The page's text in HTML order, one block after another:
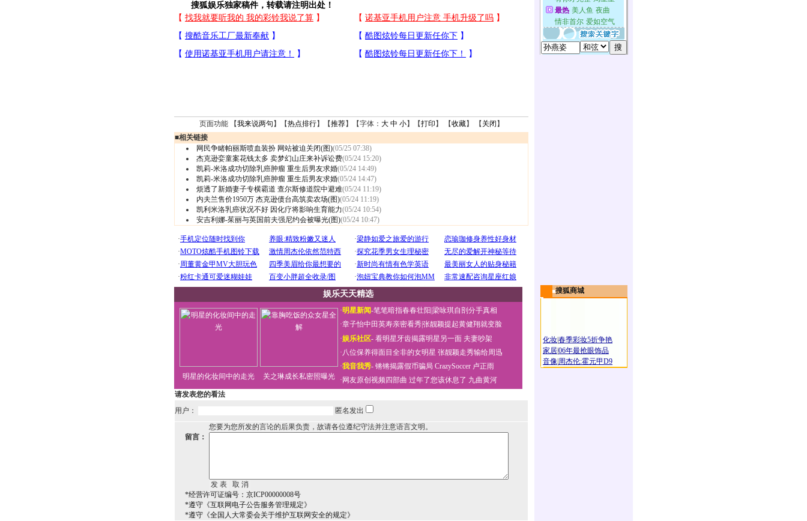
搜狐娱乐独家稿件，转载请注明出处！
页面功能 【我来说两句 】【热点排行】【推荐】【字体： 大 中 小】【打印 】 【收藏】 【 关闭 】
■相关链接
网民争睹帕丽斯喷血装扮 网站被迫关闭(图)(05/25 07:38)
杰克逊娈童案花钱太多 卖梦幻山庄来补诉讼费(05/24 15:20)
凯莉-米洛成功切除乳癌肿瘤 重生后男友求婚(05/24 14:49)
凯莉-米洛成功切除乳癌肿瘤 重生后男友求婚(05/24 14:47)
烦透了新婚妻子专横霸道 查尔斯修道院中避难(05/24 11:19)
内夫兰售价1950万 杰克逊债台高筑卖农场(图)(05/24 11:19)
凯利米洛乳癌状况不好 因化疗将影响生育能力(05/24 10:54)
安吉利娜-茱丽与英国前夫强尼约会被曝光(图)(05/24 10:47)
娱乐天天精选
明星的化妆间中的走光 关之琳成长私密照曝光
·明星新闻-笔笔暗指春春壮阳 梁咏琪自剖分手真相
·章子怡中田英寿亲密看秀张靓颖提起黄健翔就变脸
·娱乐社区- 看明星牙齿揭露明星另一面 夫妻吵架
·八位保养得面目全非的女明星 张靓颖走秀输给周迅
·我音我秀- 锵锵揭露假币骗局 CrazySoccer 卢正雨
· 网友原创视频四部曲 过年了您该休息了 九曲黄河
请发表您的看法
用户：
匿名发出
您要为您所发的言论的后果负责，故请各位遵纪守法并注意语言文明。
留言：
*经营许可证编号：京ICP00000008号
*遵守《互联网电子公告服务管理规定》
*遵守《全国人大常委会关于维护互联网安全的规定》
搜狐商城
化妆春季彩妆5折争艳
家居06年最抢眼饰品
音像 周杰伦:霍元甲D9